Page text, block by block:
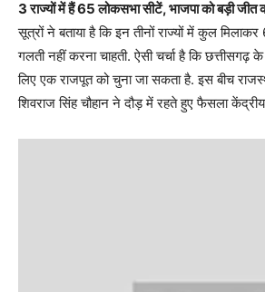
3 राज्‍यों में हैं 65 लोकसभा सीटें, भाजपा को बड़ी जीत
सूत्रों ने बताया है कि इन तीनों राज्यों में कुल
गलती नहीं करना चाहती. ऐसी चर्चा है कि
लिए एक राजपूत को चुना जा सकता है. इस बीच
शिवराज सिंह चौहान ने दौड़ में रहते हुए फैसला